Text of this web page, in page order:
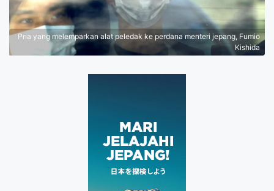
Pria yang melemparkan alat peledak ke perdana menteri jepang, Fumio
Kishida